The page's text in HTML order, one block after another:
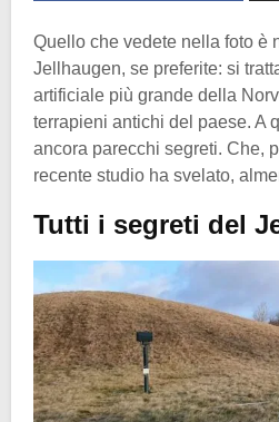
Quello che vedete nella foto è
Jellhaugen, se preferite: si
artificiale più grande della
terrapieni antichi del paese. A
ancora parecchi segreti. Che,
recente studio ha svelato,
Tutti i segreti del